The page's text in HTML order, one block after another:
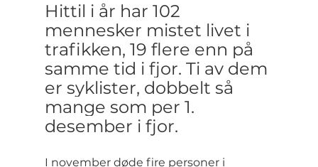
Hittil i år har 102
mennesker mistet livet i
trafikken, 19 flere enn på
samme tid i fjor. Ti av dem
er syklister, dobbelt så
mange som per 1.
desember i fjor.
I november døde fire personer i